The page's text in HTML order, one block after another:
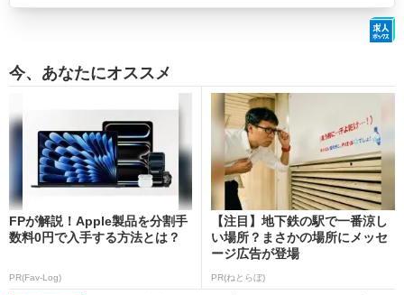
今、あなたにオススメ
FPが解説！Apple製品を分割手
数料0円で入手する方法とは？
PR(Fav-Log)
【注目】地下鉄の駅で一番涼し
い場所？まさかの場所にメッセ
ージ広告が登場
PR(ねとらぼ)